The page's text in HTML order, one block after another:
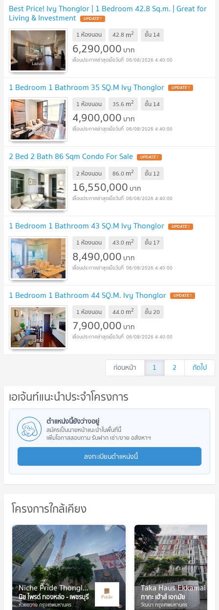
Best Price! Ivy Thonglor | 1 Bedroom 42.8 Sq.m. | Great for
Living & Investment UPDATE !
1 ห้องนอน 42.8 m2 ชั้น 14
6,290,000 บาท
06/08/2026 4:40:00
1 Bedroom 1 Bathroom 35 SQ.M Ivy Thonglor UPDATE !
1 ห้องนอน 35.6 m2 ชั้น 14
4,900,000 บาท
06/08/2026 4:40:00
2 Bed 2 Bath 86 Sqm Condo For Sale UPDATE !
2 ห้องนอน 86.0 m2 ชั้น 12
16,550,000 บาท
06/08/2026 4:40:00
1 Bedroom 1 Bathroom 43 SQ.M Ivy Thonglor UPDATE !
1 ห้องนอน 43.0 m2 ชั้น 17
8,490,000 บาท
06/08/2026 4:40:00
1 Bedroom 1 Bathroom 44 SQ.M. Ivy Thonglor UPDATE !
1 ห้องนอน 44.0 m2 ชั้น20
7,900,000 บาท
06/08/2026 4:40:00
ก่อนหน้า 1 2 ถัดไป
เอเจ้นท์แนะนำประจำโครงการ
ตำแหน่งนี้ยังว่างอยู่
สมัครเป็นนายหน้าแนะนำในพื้นที่นี้
เพิ่มโอกาสสอบถาม รับฝาก เช่า/ขาย อสังหาฯ
ลงทะเบียนตำแหน่งนี้
โครงการใกล้เคียง
Niche Pride Thonglor - Phetchaburi
นิช ไพรด์ ทองหล่อ - เพชรบุรี
ห้วยขวาง กรุงเทพมหานคร
Taka Haus Ekkamai
ทากะ เฮ้าส์ เอกมัย
วัฒนา กรุงเทพมหานคร